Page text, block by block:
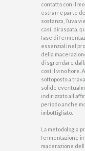
contatto con il
estrarre parte
sostanza, l’uva
casi, diraspata,
fase di
essenziali nel
della
di sgrondare
così il vino fiore.
sottoposto a
solide
indirizzato
periodo anche
imbottigliato.
La metodologia
fermentazione in
macerazione